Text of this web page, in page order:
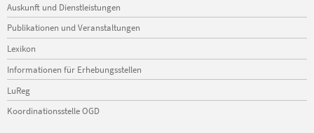
überspringen
Auskunft und Dienstleistungen
Publikationen und Veranstaltungen
Lexikon
Informationen für Erhebungsstellen
LuReg
Koordinationsstelle OGD